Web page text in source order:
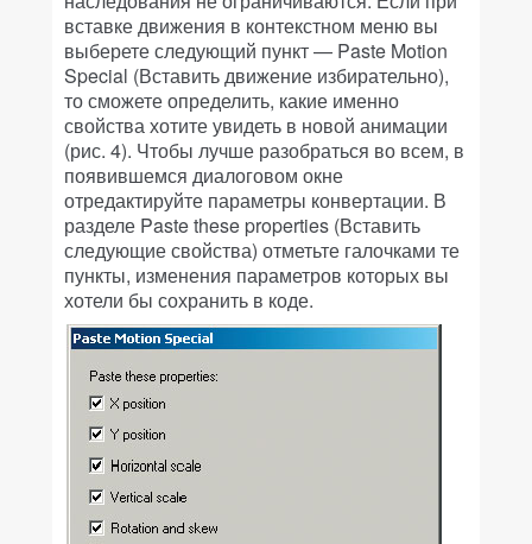
вставке движения в контекстном меню вы
выберете следующий пункт — Paste Motion
Special (Вставить движение избирательно),
то сможете определить, какие именно
свойства хотите увидеть в новой анимации
(рис. 4). Чтобы лучше разобраться во всем, в
появившемся диалоговом окне
отредактируйте параметры конвертации. В
разделе Paste these properties (Вставить
следующие свойства) отметьте галочками те
пункты, изменения параметров которых вы
хотели бы сохранить в коде.